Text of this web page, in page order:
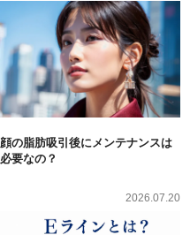
顔の脂肪吸引後にメンテナンスは
必要なの？
2026.07.20